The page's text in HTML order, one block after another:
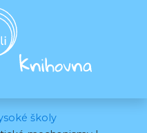
školy